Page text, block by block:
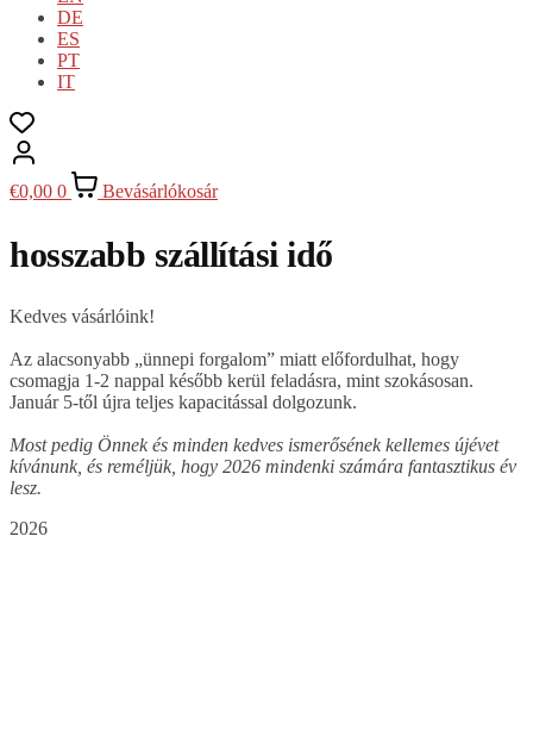
DE
ES
PT
IT
€0,00 0 Bevásárlókosár
hosszabb szállítási idő
Kedves vásárlóink!
Az alacsonyabb „ünnepi forgalom” miatt előfordulhat, hogy
csomagja 1-2 nappal később kerül feladásra, mint szokásosan.
Január 5-től újra teljes kapacitással dolgozunk.
Most pedig Önnek és minden kedves ismerősének kellemes újévet
kívánunk, és reméljük, hogy 2026 mindenki számára fantasztikus év
lesz.
2026